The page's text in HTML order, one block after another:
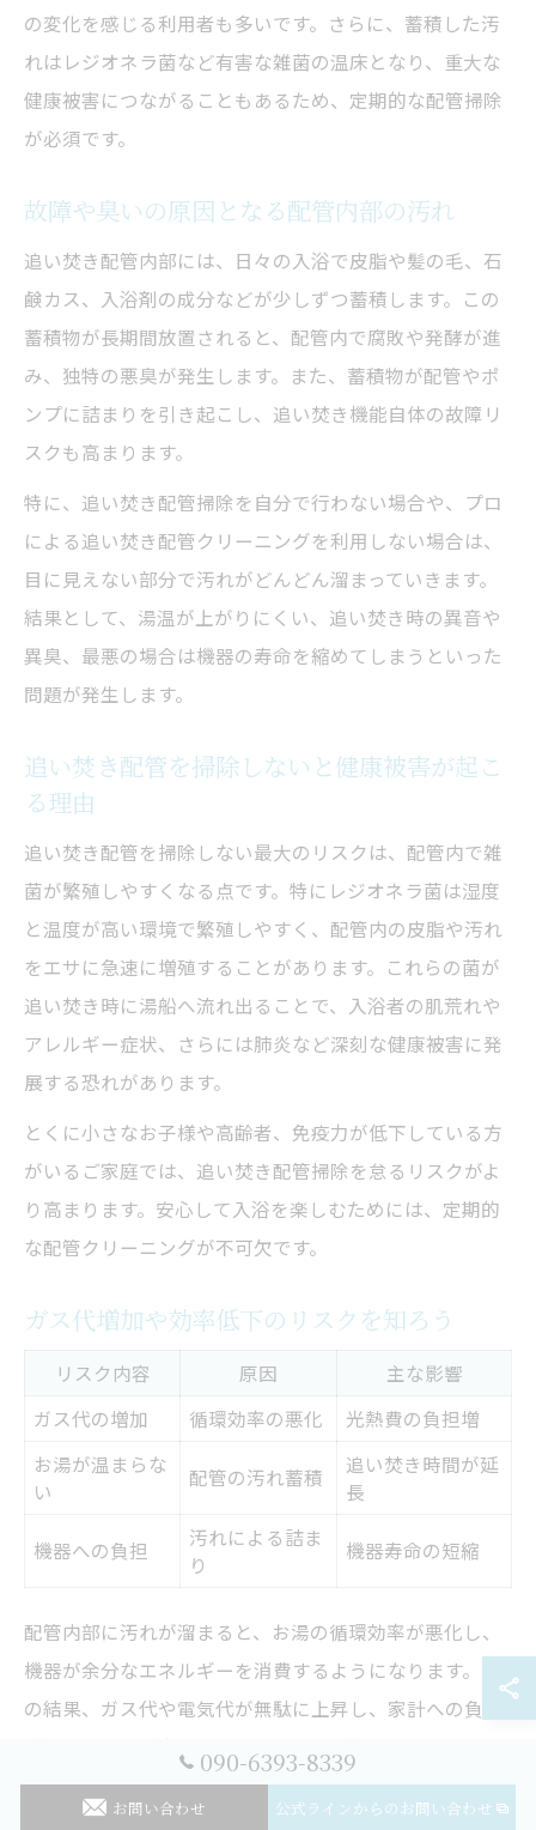
の変化を感じる利用者も多いです。さらに、蓄積した汚
れはレジオネラ菌など有害な雑菌の温床となり、重大な
健康被害につながることもあるため、定期的な配管掃除
が必須です。
故障や臭いの原因となる配管内部の汚れ
追い焚き配管内部には、日々の入浴で皮脂や髪の毛、石
鹸カス、入浴剤の成分などが少しずつ蓄積します。この
蓄積物が長期間放置されると、配管内で腐敗や発酵が進
み、独特の悪臭が発生します。また、蓄積物が配管やポ
ンプに詰まりを引き起こし、追い焚き機能自体の故障リ
スクも高まります。
特に、追い焚き配管掃除を自分で行わない場合や、プロ
による追い焚き配管クリーニングを利用しない場合は、
目に見えない部分で汚れがどんどん溜まっていきます。
結果として、湯温が上がりにくい、追い焚き時の異音や
異臭、最悪の場合は機器の寿命を縮めてしまうといった
問題が発生します。
追い焚き配管を掃除しないと健康被害が起こ
る理由
追い焚き配管を掃除しない最大のリスクは、配管内で雑
菌が繁殖しやすくなる点です。特にレジオネラ菌は湿度
と温度が高い環境で繁殖しやすく、配管内の皮脂や汚れ
をエサに急速に増殖することがあります。これらの菌が
追い焚き時に湯船へ流れ出ることで、入浴者の肌荒れや
アレルギー症状、さらには肺炎など深刻な健康被害に発
展する恐れがあります。
とくに小さなお子様や高齢者、免疫力が低下している方
がいるご家庭では、追い焚き配管掃除を怠るリスクがよ
り高まります。安心して入浴を楽しむためには、定期的
な配管クリーニングが不可欠です。
ガス代増加や効率低下のリスクを知ろう
リスク内容 原因
主な影響
ガス代の増加
循環効率の悪化
光熱費の負担増
お湯が温まらな
い
配管の汚れ蓄積
追い焚き時間が延
長
機器への負担
汚れによる詰ま
り
機器寿命の短縮
配管内部に汚れが溜まると、お湯の循環効率が悪化し、
機器が余分なエネルギーを消費するようになります。そ
の結果、ガス代や電気代が無駄に上昇し、家計への負担
て湯温がなかなか上がらず、追い焚き機能の使用時間が
長くなってしまうケースも見られます。
090-6393-8339
お問い合わせ 公式ラインからのお問い合わせ